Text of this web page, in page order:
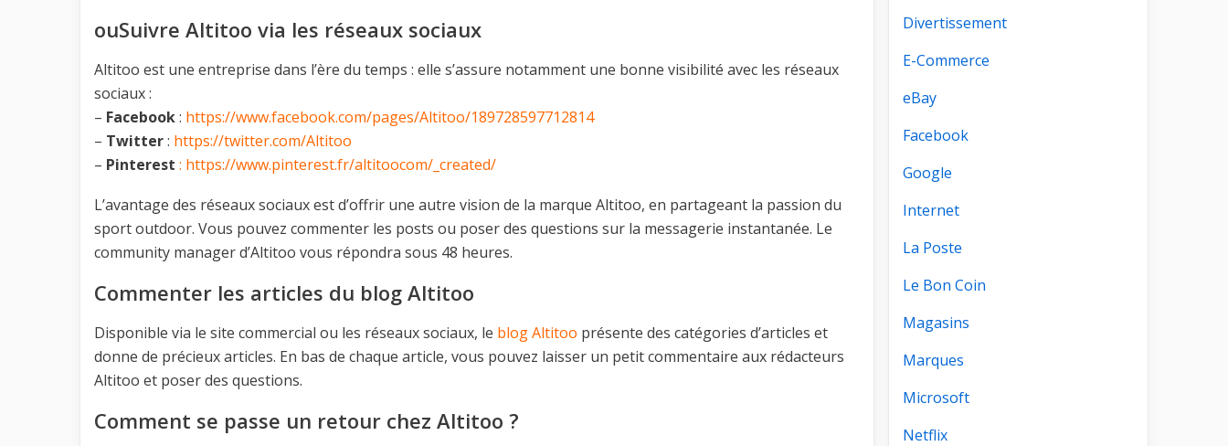
ouSuivre Altitoo via les réseaux sociaux
Altitoo est une entreprise dans l’ère du temps : elle s’assure notamment une bonne visibilité avec les réseaux
sociaux :
– Facebook: https://www.facebook.com/pages/Altitoo/189728597712814
– Twitter: https://twitter.com/Altitoo
– Pinterest : https://www.pinterest.fr/altitoocom/_created/
L’avantage des réseaux sociaux est d’offrir une autre vision de la marque Altitoo, en partageant la passion du
sport outdoor. Vous pouvez commenter les posts ou poser des questions sur la messagerie instantanée. Le
community manager d’Altitoo vous répondra sous 48 heures.
Commenter les articles du blog Altitoo
Disponible via le site commercial ou les réseaux sociaux, le blog Altitoo présente des catégories d’articles et
donne de précieux articles. En bas de chaque article, vous pouvez laisser un petit commentaire aux rédacteurs
Altitoo et poser des questions.
Comment se passe un retour chez Altitoo ?
Divertissement
E-Commerce
eBay
Facebook
Google
Internet
La Poste
Le Bon Coin
Magasins
Marques
Microsoft
Netflix